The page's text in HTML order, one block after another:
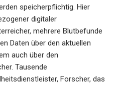
speicherpflichtig. Hier
digitaler
mehrere Blutbefunde
Daten über den aktuellen
auch über den
Tausende
Forscher, das